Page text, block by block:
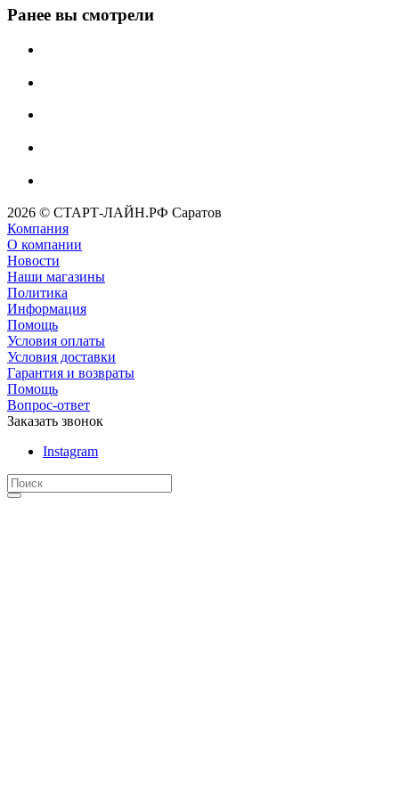
Ранее вы смотрели
2026 © СТАРТ-ЛАЙН.РФ Саратов
Компания
О компании
Новости
Наши магазины
Политика
Информация
Помощь
Условия оплаты
Условия доставки
Гарантия и возвраты
Помощь
Вопрос-ответ
Заказать звонок
Instagram